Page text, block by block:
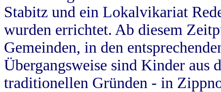
Stabitz und ein Lokalvikariat
wurden errichtet. Ab diesem
Gemeinden, in den
Übergangsweise sind Kinder aus
traditionellen Gründen - in